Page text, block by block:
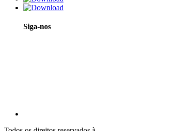
Siga-nos